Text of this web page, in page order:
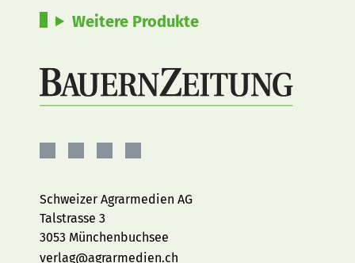
Weitere Produkte
Facebook
Instagram
YouTubeLinkedIn
Schweizer Agrarmedien AG
Talstrasse 3
3053 Münchenbuchsee
verlag@agrarmedien.ch